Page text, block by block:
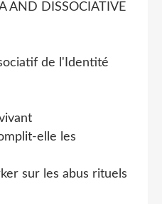
AND DISSOCIATIVE
de l'Identité
elle les
sur les abus rituels